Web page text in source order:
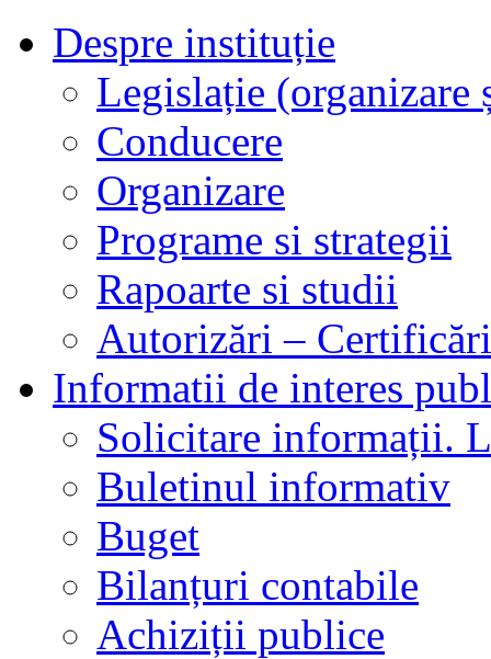
Despre instituție
Legislație
Conducere
Organizare
Programe si strategii
Rapoarte si studii
Autorizări –
Informatii de interes
Solicitare informații.
Buletinul informativ
Buget
Bilanțuri contabile
Achiziții publice